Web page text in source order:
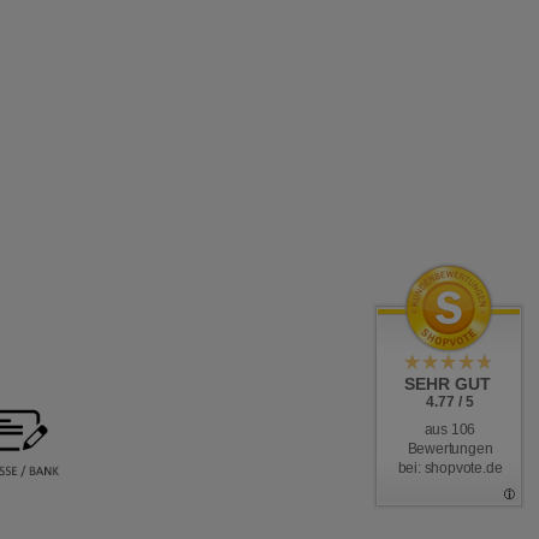
SEHR GUT
4.77 / 5
aus 106
Bewertungen
bei: shopvote.de